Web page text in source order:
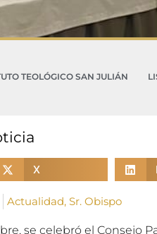
TEOLÓGICO SAN JULIÁN
X
Actualidad, Sr. Obispo
se celebró el Consejo